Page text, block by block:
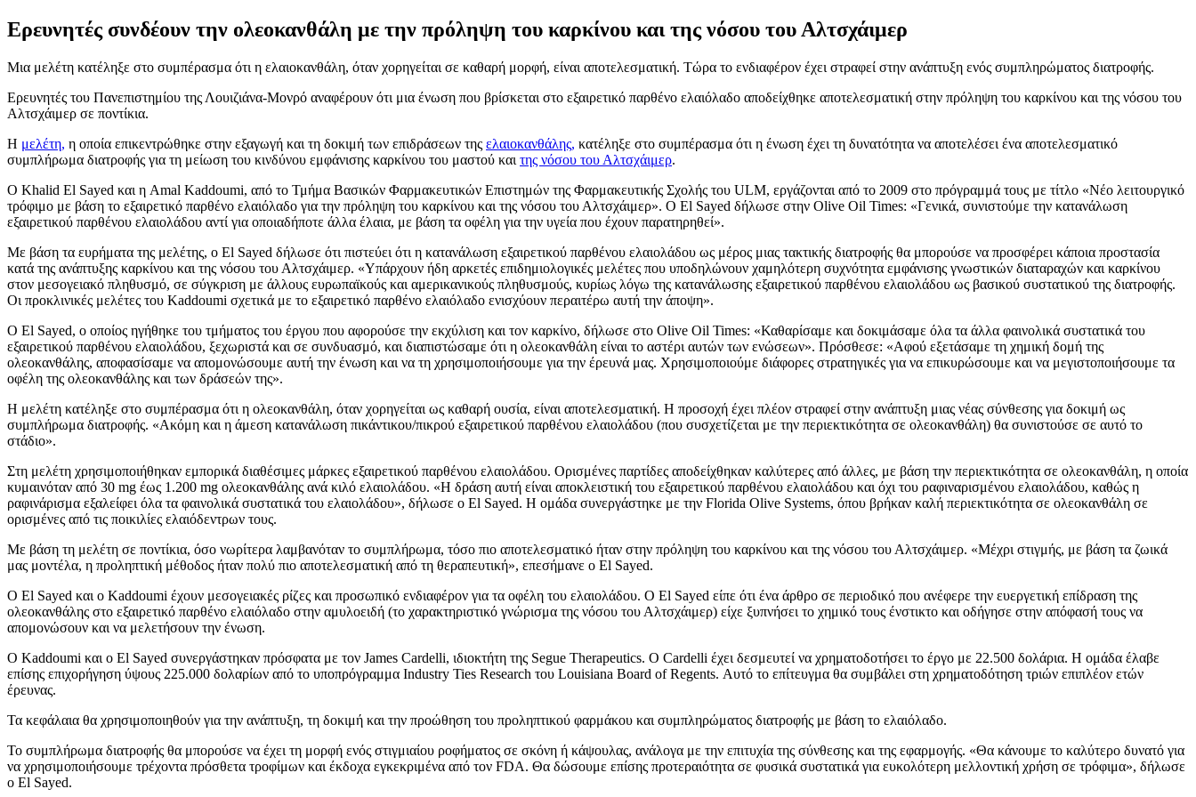
Ερευνητές συνδέουν την ολεοκανθάλη με την πρόληψη του καρκίνου και της νόσου του Αλτσχάιμερ
Μια μελέτη κατέληξε στο συμπέρασμα ότι η ελαιοκανθάλη, όταν χορηγείται σε καθαρή μορφή, είναι αποτελεσματική. Τώρα το ενδιαφέρον έχει στραφεί στην ανάπτυξη ενός συμπληρώματος διατροφής.
Ερευνητές του Πανεπιστημίου της Λουιζιάνα-Μονρό αναφέρουν ότι μια ένωση που βρίσκεται στο εξαιρετικό παρθένο ελαιόλαδο αποδείχθηκε αποτελεσματική στην πρόληψη του καρκίνου και της νόσου του
Αλτσχάιμερ σε ποντίκια.
Η μελέτη, η οποία επικεντρώθηκε στην εξαγωγή και τη δοκιμή των επιδράσεων της ελαιοκανθάλης, κατέληξε στο συμπέρασμα ότι η ένωση έχει τη δυνατότητα να αποτελέσει ένα αποτελεσματικό
συμπλήρωμα διατροφής για τη μείωση του κινδύνου εμφάνισης καρκίνου του μαστού και της νόσου του Αλτσχάιμερ.
Ο Khalid El Sayed και η Amal Kaddoumi, από το Τμήμα Βασικών Φαρμακευτικών Επιστημών της Φαρμακευτικής Σχολής του ULM, εργάζονται από το 2009 στο πρόγραμμά τους με τίτλο «Νέο λειτουργικό
τρόφιμο με βάση το εξαιρετικό παρθένο ελαιόλαδο για την πρόληψη του καρκίνου και της νόσου του Αλτσχάιμερ». Ο El Sayed δήλωσε στην Olive Oil Times: «Γενικά, συνιστούμε την κατανάλωση
εξαιρετικού παρθένου ελαιολάδου αντί για οποιαδήποτε άλλα έλαια, με βάση τα οφέλη για την υγεία που έχουν παρατηρηθεί».
Με βάση τα ευρήματα της μελέτης, ο El Sayed δήλωσε ότι πιστεύει ότι η κατανάλωση εξαιρετικού παρθένου ελαιολάδου ως μέρος μιας τακτικής διατροφής θα μπορούσε να προσφέρει κάποια προστασία
κατά της ανάπτυξης καρκίνου και της νόσου του Αλτσχάιμερ. «Υπάρχουν ήδη αρκετές επιδημιολογικές μελέτες που υποδηλώνουν χαμηλότερη συχνότητα εμφάνισης γνωστικών διαταραχών και καρκίνου
στον μεσογειακό πληθυσμό, σε σύγκριση με άλλους ευρωπαϊκούς και αμερικανικούς πληθυσμούς, κυρίως λόγω της κατανάλωσης εξαιρετικού παρθένου ελαιολάδου ως βασικού συστατικού της διατροφής.
Οι προκλινικές μελέτες του Kaddoumi σχετικά με το εξαιρετικό παρθένο ελαιόλαδο ενισχύουν περαιτέρω αυτή την άποψη».
Ο El Sayed, ο οποίος ηγήθηκε του τμήματος του έργου που αφορούσε την εκχύλιση και τον καρκίνο, δήλωσε στο Olive Oil Times: «Καθαρίσαμε και δοκιμάσαμε όλα τα άλλα φαινολικά συστατικά του
εξαιρετικού παρθένου ελαιολάδου, ξεχωριστά και σε συνδυασμό, και διαπιστώσαμε ότι η ολεοκανθάλη είναι το αστέρι αυτών των ενώσεων». Πρόσθεσε: «Αφού εξετάσαμε τη χημική δομή της
ολεοκανθάλης, αποφασίσαμε να απομονώσουμε αυτή την ένωση και να τη χρησιμοποιήσουμε για την έρευνά μας. Χρησιμοποιούμε διάφορες στρατηγικές για να επικυρώσουμε και να μεγιστοποιήσουμε τα
οφέλη της ολεοκανθάλης και των δράσεών της».
Η μελέτη κατέληξε στο συμπέρασμα ότι η ολεοκανθάλη, όταν χορηγείται ως καθαρή ουσία, είναι αποτελεσματική. Η προσοχή έχει πλέον στραφεί στην ανάπτυξη μιας νέας σύνθεσης για δοκιμή ως
συμπλήρωμα διατροφής. «Ακόμη και η άμεση κατανάλωση πικάντικου/πικρού εξαιρετικού παρθένου ελαιολάδου (που συσχετίζεται με την περιεκτικότητα σε ολεοκανθάλη) θα συνιστούσε σε αυτό το
στάδιο».
Στη μελέτη χρησιμοποιήθηκαν εμπορικά διαθέσιμες μάρκες εξαιρετικού παρθένου ελαιολάδου. Ορισμένες παρτίδες αποδείχθηκαν καλύτερες από άλλες, με βάση την περιεκτικότητα σε ολεοκανθάλη, η οποία
κυμαινόταν από 30 mg έως 1.200 mg ολεοκανθάλης ανά κιλό ελαιολάδου. «Η δράση αυτή είναι αποκλειστική του εξαιρετικού παρθένου ελαιολάδου και όχι του ραφιναρισμένου ελαιολάδου, καθώς η
ραφινάρισμα εξαλείφει όλα τα φαινολικά συστατικά του ελαιολάδου», δήλωσε ο El Sayed. Η ομάδα συνεργάστηκε με την Florida Olive Systems, όπου βρήκαν καλή περιεκτικότητα σε ολεοκανθάλη σε
ορισμένες από τις ποικιλίες ελαιόδεντρων τους.
Με βάση τη μελέτη σε ποντίκια, όσο νωρίτερα λαμβανόταν το συμπλήρωμα, τόσο πιο αποτελεσματικό ήταν στην πρόληψη του καρκίνου και της νόσου του Αλτσχάιμερ. «Μέχρι στιγμής, με βάση τα ζωικά
μας μοντέλα, η προληπτική μέθοδος ήταν πολύ πιο αποτελεσματική από τη θεραπευτική», επεσήμανε ο El Sayed.
Ο El Sayed και ο Kaddoumi έχουν μεσογειακές ρίζες και προσωπικό ενδιαφέρον για τα οφέλη του ελαιολάδου. Ο El Sayed είπε ότι ένα άρθρο σε περιοδικό που ανέφερε την ευεργετική επίδραση της
ολεοκανθάλης στο εξαιρετικό παρθένο ελαιόλαδο στην αμυλοειδή (το χαρακτηριστικό γνώρισμα της νόσου του Αλτσχάιμερ) είχε ξυπνήσει το χημικό τους ένστικτο και οδήγησε στην απόφασή τους να
απομονώσουν και να μελετήσουν την ένωση.
Ο Kaddoumi και ο El Sayed συνεργάστηκαν πρόσφατα με τον James Cardelli, ιδιοκτήτη της Segue Therapeutics. Ο Cardelli έχει δεσμευτεί να χρηματοδοτήσει το έργο με 22.500 δολάρια. Η ομάδα έλαβε
επίσης επιχορήγηση ύψους 225.000 δολαρίων από το υποπρόγραμμα Industry Ties Research του Louisiana Board of Regents. Αυτό το επίτευγμα θα συμβάλει στη χρηματοδότηση τριών επιπλέον ετών
έρευνας.
Τα κεφάλαια θα χρησιμοποιηθούν για την ανάπτυξη, τη δοκιμή και την προώθηση του προληπτικού φαρμάκου και συμπληρώματος διατροφής με βάση το ελαιόλαδο.
Το συμπλήρωμα διατροφής θα μπορούσε να έχει τη μορφή ενός στιγμιαίου ροφήματος σε σκόνη ή κάψουλας, ανάλογα με την επιτυχία της σύνθεσης και της εφαρμογής. «Θα κάνουμε το καλύτερο δυνατό για
να χρησιμοποιήσουμε τρέχοντα πρόσθετα τροφίμων και έκδοχα εγκεκριμένα από τον FDA. Θα δώσουμε επίσης προτεραιότητα σε φυσικά συστατικά για ευκολότερη μελλοντική χρήση σε τρόφιμα», δήλωσε
ο El Sayed.